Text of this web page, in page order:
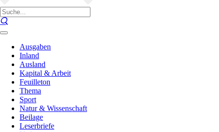
Ausgaben
Inland
Ausland
Kapital & Arbeit
Feuilleton
Thema
Sport
Natur & Wissenschaft
Beilage
Leserbriefe